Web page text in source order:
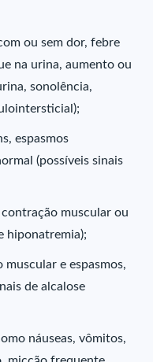
ou sem dor, febre
na urina, aumento ou
sonolência,
espasmos
(possíveis sinais
muscular ou
hiponatremia);
e espasmos,
de alcalose
náuseas, vômitos,